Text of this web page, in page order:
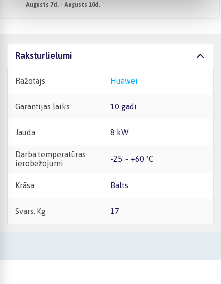
Augusts 7d. - Augusts 10d.
Raksturlielumi
Ražotājs Huawei
Garantijas laiks 10 gadi
Jauda 8 kW
Darba temperatūras
ierobežojumi
-25 ~ +60 °C
Krāsa Balts
Svars, Kg 17